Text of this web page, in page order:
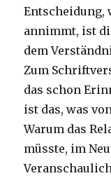
Entscheidung,
annimmt, ist
dem
Zum
das schon
ist das, was
Warum das
müsste, im